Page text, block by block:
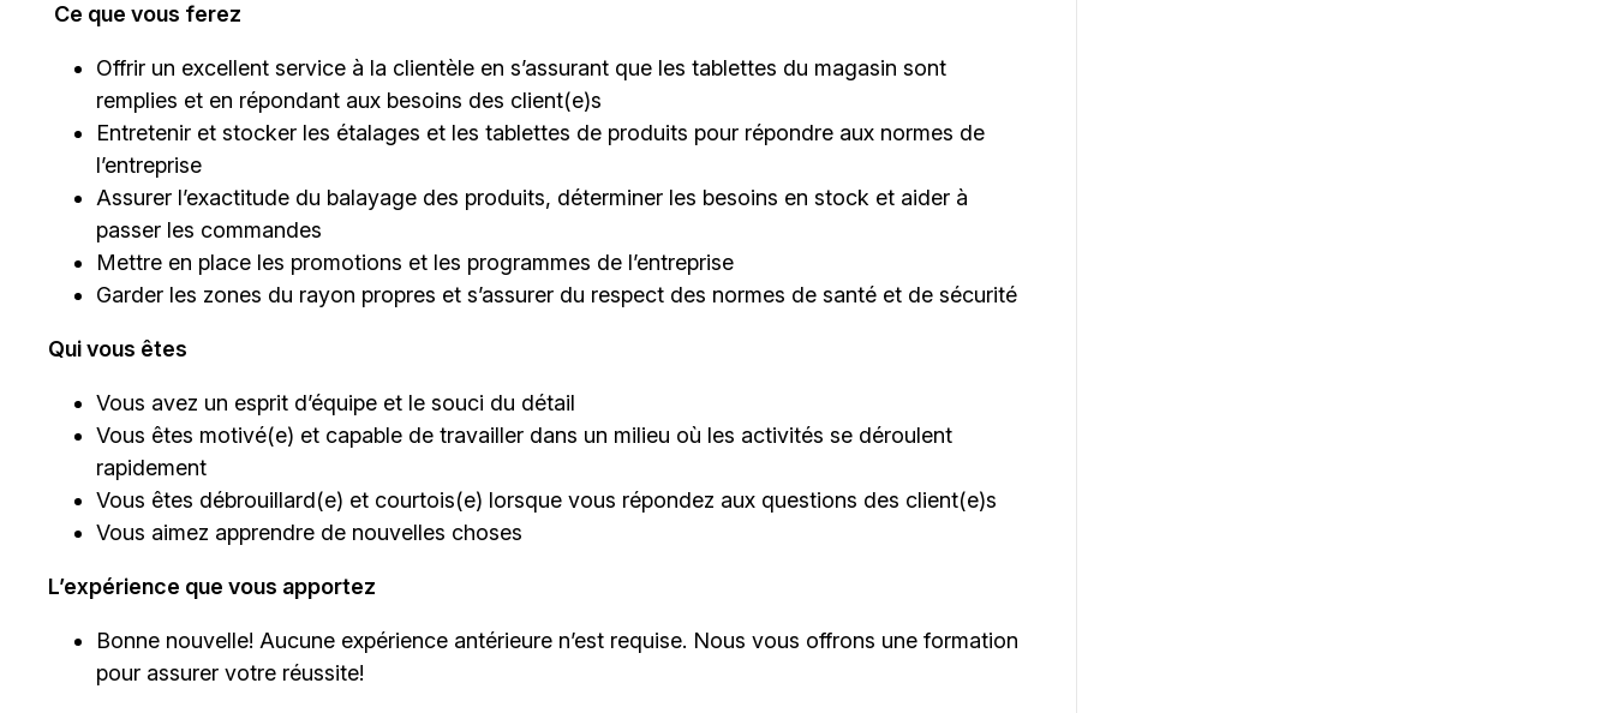
Ce que vous ferez
Offrir un excellent service à la clientèle en s’assurant que les tablettes du magasin sont
remplies et en répondant aux besoins des client(e)s
Entretenir et stocker les étalages et les tablettes de produits pour répondre aux normes de
l’entreprise
Assurer l’exactitude du balayage des produits, déterminer les besoins en stock et aider à
passer les commandes
Mettre en place les promotions et les programmes de l’entreprise
Garder les zones du rayon propres et s’assurer du respect des normes de santé et de sécurité
Qui vous êtes
Vous avez un esprit d’équipe et le souci du détail
Vous êtes motivé(e) et capable de travailler dans un milieu où les activités se déroulent
rapidement
Vous êtes débrouillard(e) et courtois(e) lorsque vous répondez aux questions des client(e)s
Vous aimez apprendre de nouvelles choses
L’expérience que vous apportez
Bonne nouvelle! Aucune expérience antérieure n’est requise. Nous vous offrons une formation
pour assurer votre réussite!